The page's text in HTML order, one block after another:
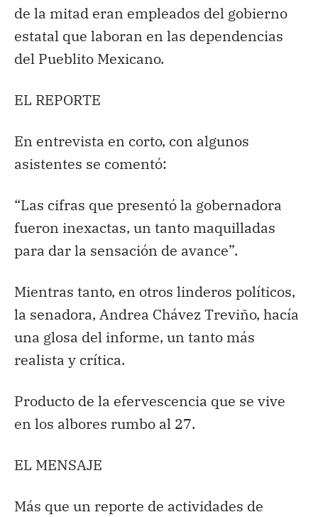
de la mitad eran empleados del gobierno
estatal que laboran en las dependencias
del Pueblito Mexicano.
EL REPORTE
En entrevista en corto, con algunos
asistentes se comentó:
“Las cifras que presentó la gobernadora
fueron inexactas, un tanto maquilladas
para dar la sensación de avance”.
Mientras tanto, en otros linderos políticos,
la senadora, Andrea Chávez Treviño, hacía
una glosa del informe, un tanto más
realista y crítica.
Producto de la efervescencia que se vive
en los albores rumbo al 27.
EL MENSAJE
Más que un reporte de actividades de